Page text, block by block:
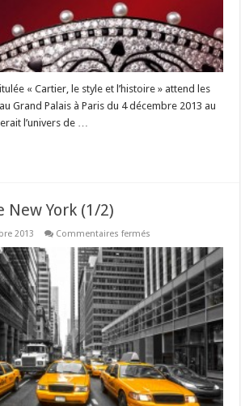
« Cartier, le style et l’histoire » attend les
Grand Palais à Paris du 4 décembre 2013 au
l’univers de …
New York (1/2)
2013 Commentaires fermés
musées
de
New
York
(1/2)